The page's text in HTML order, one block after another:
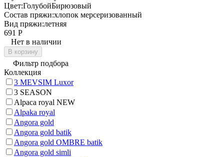
Цвет:ГолубойБирюзовый
Состав пряжи:хлопок мерсеризованный
Вид пряжи:летняя
691 Р
Нет в наличии
В корзину
Фильтр подбора
Коллекция
3 MEVSIM Luxor
3 SEASON
Alpaca royal NEW
Alpaka royal
Angora gold
Angora gold batik
Angora gold OMBRE batik
Angora gold simli